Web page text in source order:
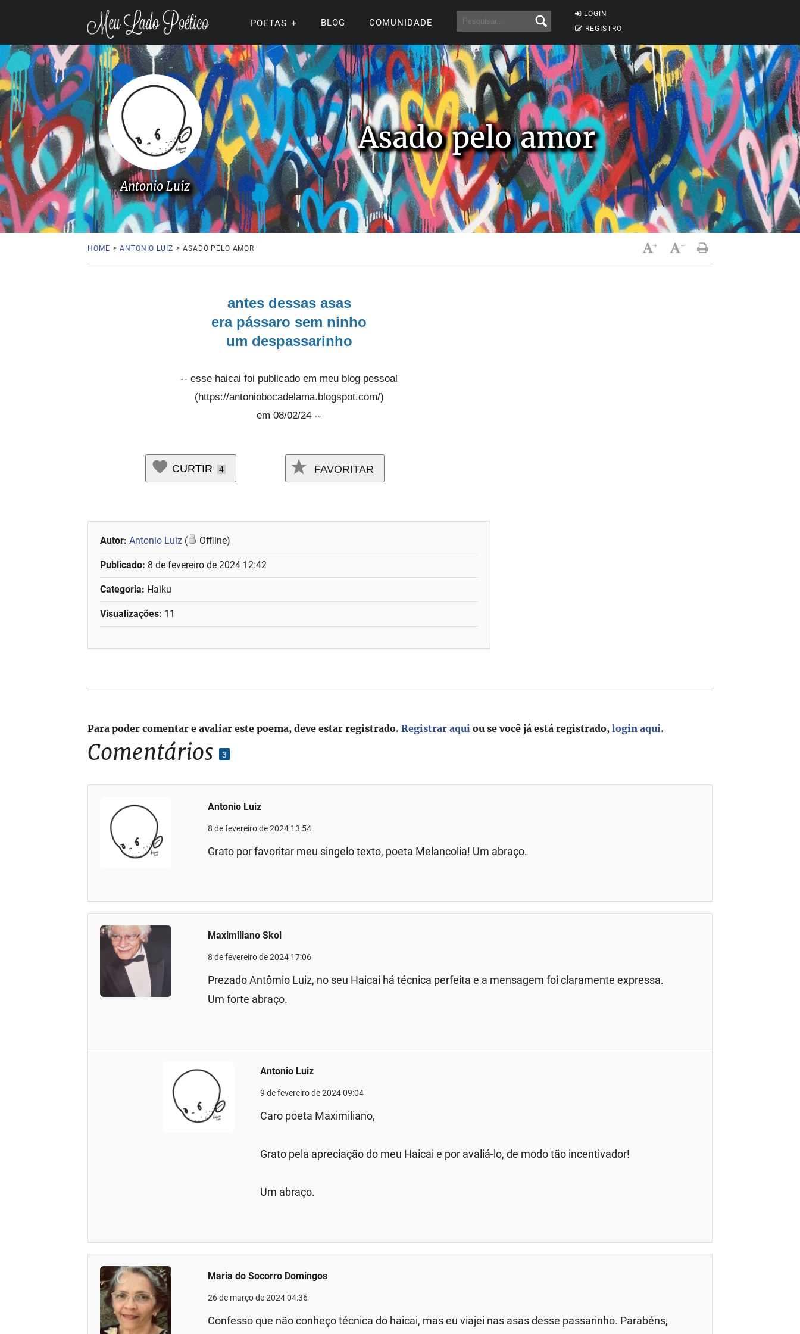
LOGIN
REGISTRO
POETAS BLOG COMUNIDADE
Asado pelo amor
Antonio Luiz
HOME > ANTONIO LUIZ > ASADO PELO AMOR + -
antes dessas asas
era pássaro sem ninho
um despassarinho
-- esse haicai foi publicado em meu blog pessoal
(https://antoniobocadelama.blogspot.com/)
em 08/02/24 --
CURTIR 4 FAVORITAR
Autor:Antonio Luiz ( Offline)
Publicado: 8 de fevereiro de 2024 12:42
Categoria: Haiku
Visualizações: 11
Comentários 3
Antonio Luiz
8 de fevereiro de 2024 13:54
Grato por favoritar meu singelo texto, poeta Melancolia! Um abraço.
Maximiliano Skol
8 de fevereiro de 2024 17:06
Prezado Antômio Luiz, no seu Haicai há técnica perfeita e a mensagem foi claramente expressa.
Um forte abraço.
Antonio Luiz
9 de fevereiro de 2024 09:04
Caro poeta Maximiliano,
Grato pela apreciação do meu Haicai e por avaliá-lo, de modo tão incentivador!
Um abraço.
Maria do Socorro Domingos
26 de março de 2024 04:36
Confesso que não conheço técnica do haicai, mas eu viajei nas asas desse passarinho. Parabéns,
Para poder comentar e avaliar este poema, deve estar registrado.Registrar aqui ou se você já está registrado,login aqui.